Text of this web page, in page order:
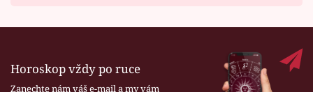
Horoskop vždy po ruce
Zanechte nám váš e-mail a my vám